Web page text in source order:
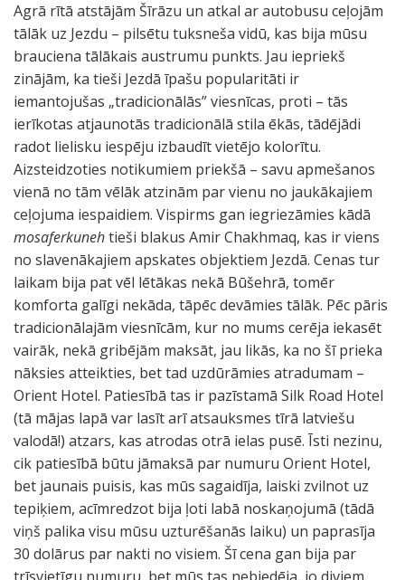
Agrā rītā atstājām Šīrāzu un atkal ar autobusu ceļojām
tālāk uz Jezdu – pilsētu tuksneša vidū, kas bija mūsu
brauciena tālākais austrumu punkts. Jau iepriekš
zinājām, ka tieši Jezdā īpašu popularitāti ir
iemantojušas „tradicionālās” viesnīcas, proti – tās
ierīkotas atjaunotās tradicionālā stila ēkās, tādējādi
radot lielisku iespēju izbaudīt vietējo kolorītu.
Aizsteidzoties notikumiem priekšā – savu apmešanos
vienā no tām vēlāk atzinām par vienu no jaukākajiem
ceļojuma iespaidiem. Vispirms gan iegriezāmies kādā
mosaferkunehtieši blakus Amir Chakhmaq, kas ir viens
no slavenākajiem apskates objektiem Jezdā. Cenas tur
laikam bija pat vēl lētākas nekā Būšehrā, tomēr
komforta galīgi nekāda, tāpēc devāmies tālāk. Pēc pāris
tradicionālajām viesnīcām, kur no mums cerēja iekasēt
vairāk, nekā gribējām maksāt, jau likās, ka no šī prieka
nāksies atteikties, bet tad uzdūrāmies atradumam –
Orient Hotel. Patiesībā tas ir pazīstamā Silk Road Hotel
(tā mājas lapā var lasīt arī atsauksmes tīrā latviešu
valodā!) atzars, kas atrodas otrā ielas pusē. Īsti nezinu,
cik patiesībā būtu jāmaksā par numuru Orient Hotel,
bet jaunais puisis, kas mūs sagaidīja, laiski zvilnot uz
tepiķiem, acīmredzot bija ļoti labā noskaņojumā (tādā
viņš palika visu mūsu uzturēšanās laiku) un paprasīja
30 dolārus par nakti no visiem. Šī cena gan bija par